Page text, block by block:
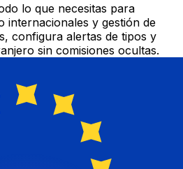
lo que necesitas para
internacionales y gestión de
configura alertas de tipos y
sin comisiones ocultas.